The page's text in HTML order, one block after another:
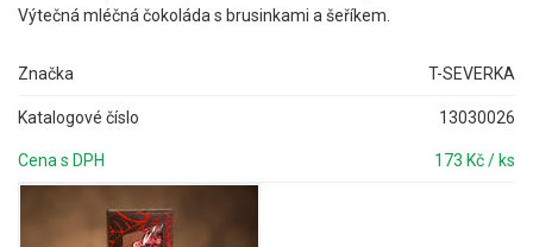
Výtečná mléčná čokoláda s brusinkami a šeříkem.
Značka T-SEVERKA
Katalogové číslo 13030026
Cena s DPH 173 Kč / ks